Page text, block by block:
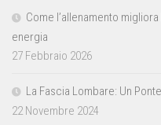
Come l’allenamento
energia
27 Febbraio 2026
La Fascia Lombare: Un
22 Novembre 2024